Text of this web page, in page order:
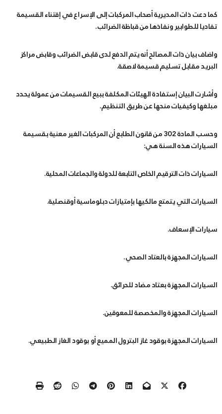
كما دعت ذات المديرية أصحاب المركبات إلى الإسراع في إقتناءالقسيمة
تفاديا للطوابير ونفاذها من قباظة الضرائب.
واضاف بيان ذات المصالح أنه يتم الدفع لدى قابض الضرائب وقابض مراكز
البريد مقابل تسليم قسيمة لاصقة.
وأشارت البيان إستفادة الهيئات المكلفة ببيع القسيمات من عمولة يحدد
مبلغها وكيفيات منحها عن طريق التنظيم.
وحسبالمادة 302 من قانون الطابع
أن المركبات الغير معنية بقسيمة
السيارات هذه السنة هي:
السيارات ذات الترقيم الخاص التابعة للدولة والجماعات المحلية.
السيارات التي يتمتع مالكيها بإمتيازات دبلوماسية أوقنصلية.
سيارات الإسعاف.
السيارات المجهزة بالعتاد الصحي.
السيارات المجهزة بعتاد مضاد للحرائق.
السيارات المجهزة والمخصصة للمعوقين.
السيارات المجهزة بوقود غاز البترول المميع أو بوقود الغاز الطبيعي.